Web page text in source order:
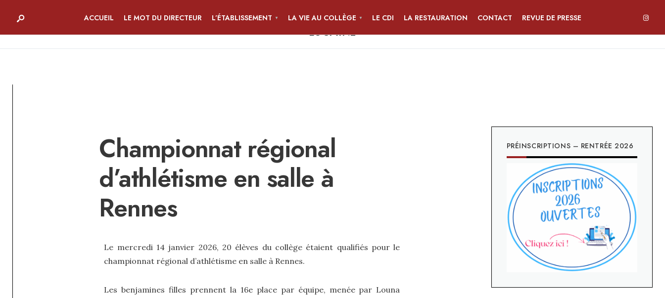
COLLÈGE JEAN-PIERRE CALLOC'H
LOCMINÉ
ACCUEIL LE MOT DU DIRECTEUR L’ÉTABLISSEMENT LA VIE AU COLLÈGE LE CDI LA RESTAURATION CONTACT REVUE DE PRESSE
Championnat régional
d’athlétisme en salle à
Rennes
Le mercredi 14 janvier 2026, 20 élèves du collège étaient qualifiés pour le
championnat régional d’athlétisme en salle à Rennes.
Les benjamines filles prennent la 16e place par équipe, menée par Louna
PRÉINSCRIPTIONS – RENTRÉE 2026